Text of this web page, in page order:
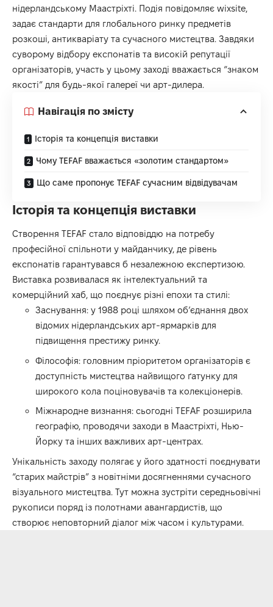
нідерландському Маастріхті. Подія повідомляє wixsite,
задає стандарти для глобального ринку предметів
розкоші, антикваріату та сучасного мистецтва. Завдяки
суворому відбору експонатів та високій репутації
організаторів, участь у цьому заході вважається “знаком
якості” для будь-якої галереї чи арт-дилера.
Навігація по змісту
Історія та концепція виставки
Чому TEFAF вважається «золотим стандартом»
Що саме пропонує TEFAF сучасним відвідувачам
Історія та концепція виставки
Створення TEFAF стало відповіддю на потребу
професійної спільноти у майданчику, де рівень
експонатів гарантувався б незалежною експертизою.
Виставка розвивалася як інтелектуальний та
комерційний хаб, що поєднує різні епохи та стилі:
Заснування: у 1988 році шляхом об’єднання двох
відомих нідерландських арт-ярмарків для
підвищення престижу ринку.
Філософія: головним пріоритетом організаторів є
доступність мистецтва найвищого ґатунку для
широкого кола поціновувачів та колекціонерів.
Міжнародне визнання: сьогодні TEFAF розширила
географію, проводячи заходи в Маастріхті, Нью-
Йорку та інших важливих арт-центрах.
Унікальність заходу полягає у його здатності поєднувати
“старих майстрів” з новітніми досягненнями сучасного
візуального мистецтва. Тут можна зустріти середньовічні
рукописи поряд із полотнами авангардистів, що
створює неповторний діалог між часом і культурами.